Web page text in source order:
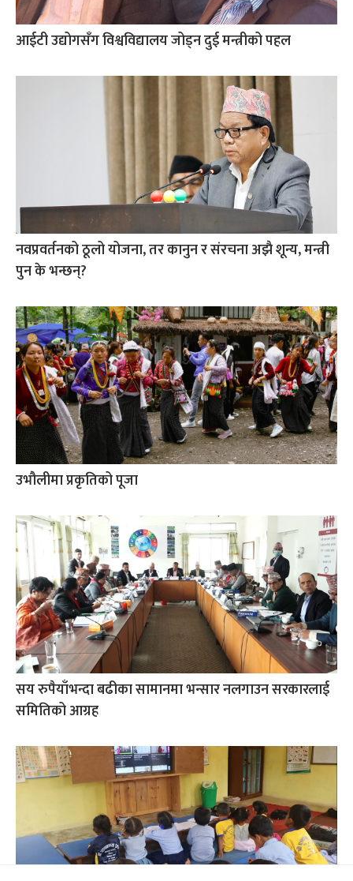
आईटी उद्योगसँग विश्वविद्यालय जोड्न दुई मन्त्रीको पहल
नवप्रवर्तनको ठूलो योजना, तर कानुन र संरचना अझै शून्य, मन्त्री
पुन के भन्छन्?
उभौलीमा प्रकृतिको पूजा
सय रुपैयाँभन्दा बढीका सामानमा भन्सार नलगाउन सरकारलाई
समितिको आग्रह